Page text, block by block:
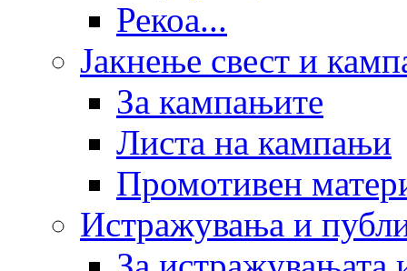
Рекоа...
Јакнење свест и
За кампањите
Листа на кампањи
Промотивен
Истражувања и